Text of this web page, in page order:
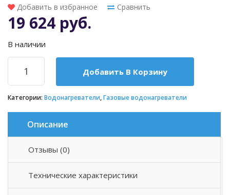
Добавить в избранное Сравнить
19 624 руб.
В наличии
Добавить В Корзину
Категории: Водонагреватели,Газовые водонагреватели
Описание
Отзывы (0)
Технические характеристики
Описание товара